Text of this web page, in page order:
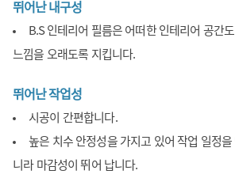
뛰어난 내구성
B.S 인테리어 필름은 어떠한 인테리어 공간
느낌을 오래도록 지킵니다.
뛰어난 작업성
시공이 간편합니다.
높은 치수 안정성을 가지고 있어 작업 일정
니라 마감성이 뛰어 납니다.